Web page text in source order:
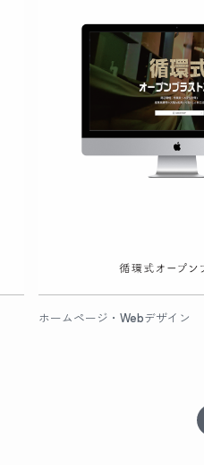
ホームページ・Webデザイン